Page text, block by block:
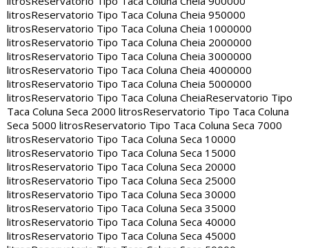
litrosReservatorio Tipo Taca Coluna Cheia 950000
litrosReservatorio Tipo Taca Coluna Cheia 1000000
litrosReservatorio Tipo Taca Coluna Cheia 2000000
litrosReservatorio Tipo Taca Coluna Cheia 3000000
litrosReservatorio Tipo Taca Coluna Cheia 4000000
litrosReservatorio Tipo Taca Coluna Cheia 5000000
litrosReservatorio Tipo Taca Coluna CheiaReservatorio Tipo
Taca Coluna Seca 2000 litrosReservatorio Tipo Taca Coluna
Seca 5000 litrosReservatorio Tipo Taca Coluna Seca 7000
litrosReservatorio Tipo Taca Coluna Seca 10000
litrosReservatorio Tipo Taca Coluna Seca 15000
litrosReservatorio Tipo Taca Coluna Seca 20000
litrosReservatorio Tipo Taca Coluna Seca 25000
litrosReservatorio Tipo Taca Coluna Seca 30000
litrosReservatorio Tipo Taca Coluna Seca 35000
litrosReservatorio Tipo Taca Coluna Seca 40000
litrosReservatorio Tipo Taca Coluna Seca 45000